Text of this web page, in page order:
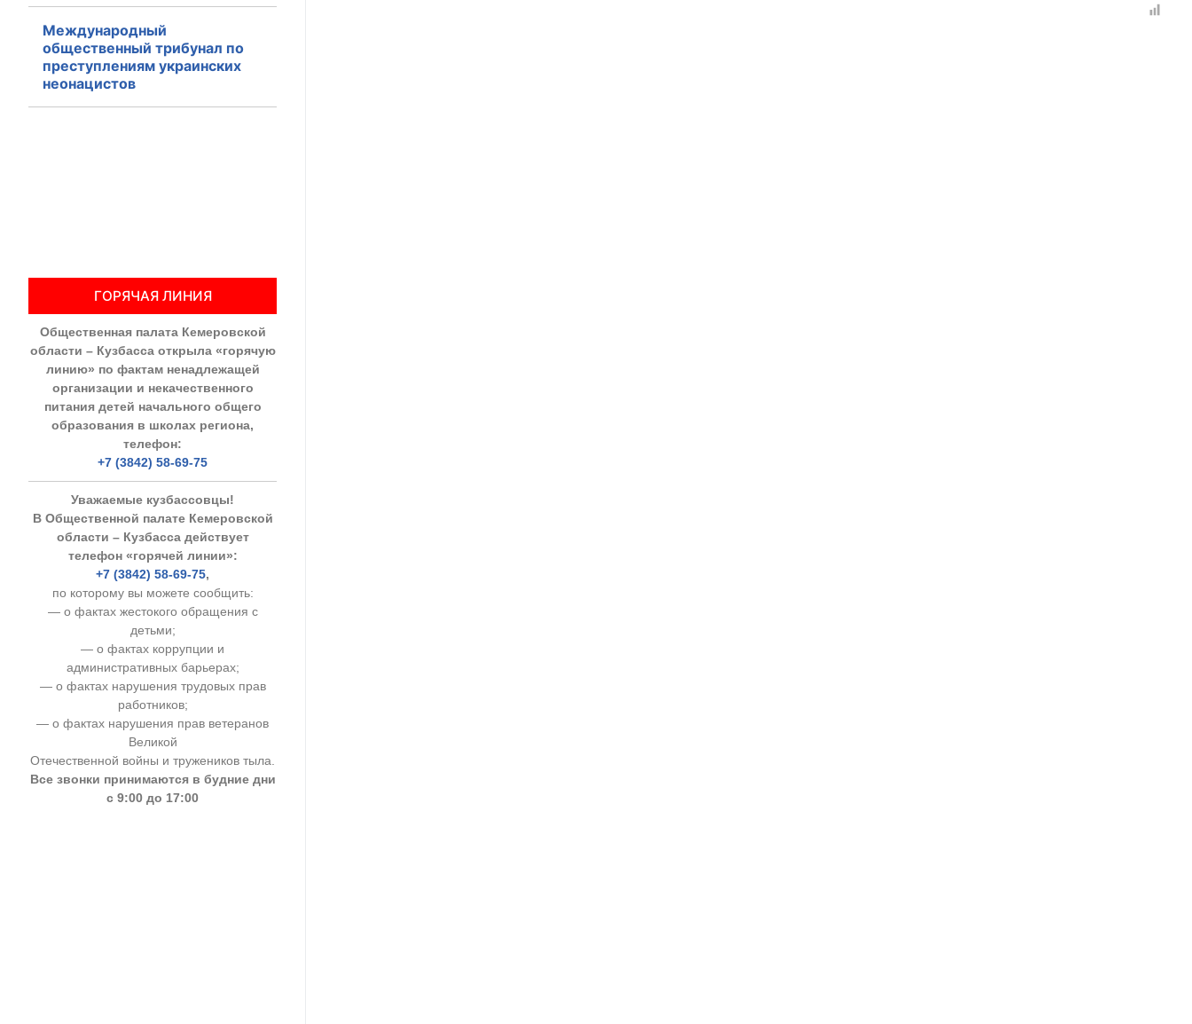
Международный
общественный трибунал по
преступлениям украинских
неонацистов
ГОРЯЧАЯ ЛИНИЯ
Общественная палата Кемеровской
области – Кузбасса открыла «горячую
линию» по фактам ненадлежащей
организации и некачественного
питания детей начального общего
образования в школах региона,
телефон:
+7 (3842) 58-69-75
Уважаемые кузбассовцы!
В Общественной палате Кемеровской
области – Кузбасса действует
телефон «горячей линии»:
+7 (3842) 58-69-75,
по которому вы можете сообщить:
— о фактах жестокого обращения с
детьми;
— о фактах коррупции и
административных барьерах;
— о фактах нарушения трудовых прав
работников;
— о фактах нарушения прав ветеранов
Великой
Отечественной войны и тружеников тыла.
Все звонки принимаются в будние дни
с 9:00 до 17:00